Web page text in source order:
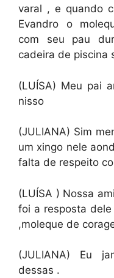
varal , e quando
Evandro o
com seu pau
cadeira de piscina
(LUÍSA) Meu pai
nisso
(JULIANA) Sim
um xingo nele
falta de respeito
(LUÍSA ) Nossa
foi a resposta
,moleque de
(JULIANA) Eu
dessas .